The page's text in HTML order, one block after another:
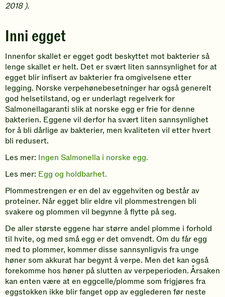
2018 ).
Inni egget
Innenfor skallet er egget godt beskyttet mot bakterier så
lenge skallet er helt. Det er svært liten sannsynlighet for at
egget blir infisert av bakterier fra omgivelsene etter
legging. Norske verpehønebesetninger har også generelt
god helsetilstand, og er underlagt regelverk for
Salmonellagaranti slik at norske egg er frie for denne
bakterien. Eggene vil derfor ha svært liten sannsynlighet
for å bli dårlige av bakterier, men kvaliteten vil etter hvert
bli redusert.
Les mer: Ingen Salmonella i norske egg.
Les mer: Egg og holdbarhet.
Plommestrengen er en del av eggehviten og består av
proteiner. Når egget blir eldre vil plommestrengen bli
svakere og plommen vil begynne å flytte på seg.
De aller største eggene har større andel plomme i forhold
til hvite, og med små egg er det omvendt. Om du får egg
med to plommer, kommer disse sannsynligvis fra unge
høner som akkurat har begynt å verpe. Men det kan også
forekomme hos høner på slutten av verpeperioden. Årsaken
kan enten være at en eggcelle/plomme som frigjøres fra
eggstokken ikke blir fanget opp av egglederen før neste